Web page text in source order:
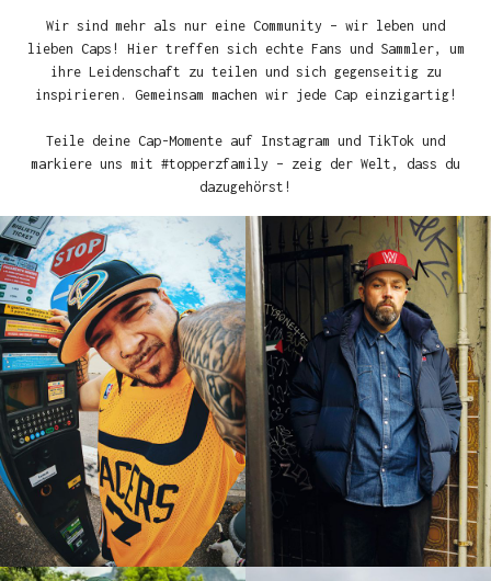
Wir sind mehr als nur eine Community – wir leben und
lieben Caps! Hier treffen sich echte Fans und Sammler, um
ihre Leidenschaft zu teilen und sich gegenseitig zu
inspirieren. Gemeinsam machen wir jede Cap einzigartig!
Teile deine Cap-Momente auf Instagram und TikTok und
markiere uns mit #topperzfamily – zeig der Welt, dass du
dazugehörst!